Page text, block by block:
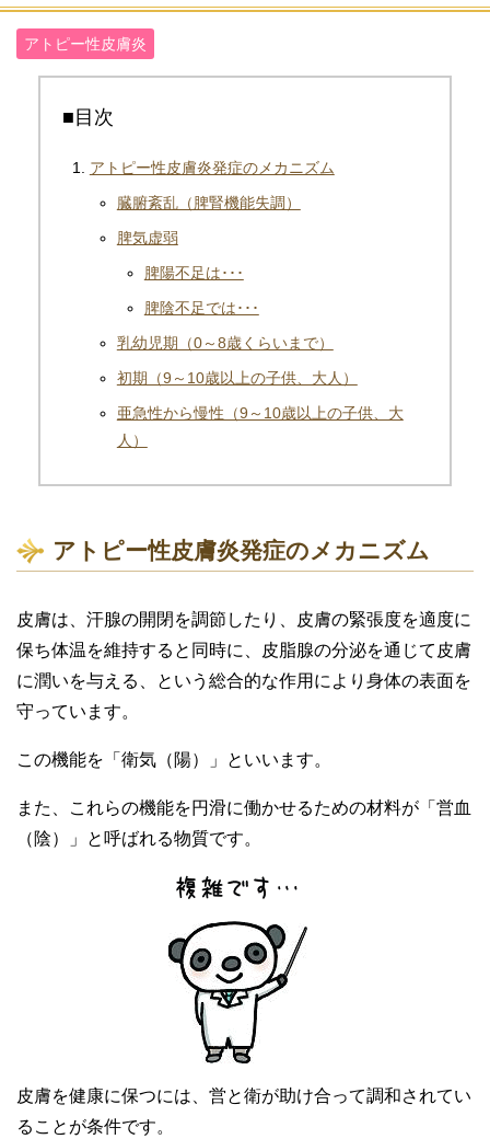
アトピー性皮膚炎
■目次
アトピー性皮膚炎発症のメカニズム
臓腑紊乱（脾腎機能失調）
脾気虚弱
脾陽不足は･･･
脾陰不足では･･･
乳幼児期（0～8歳くらいまで）
初期（9～10歳以上の子供、大人）
亜急性から慢性（9～10歳以上の子供、大
人）
アトピー性皮膚炎発症のメカニズム
皮膚は、汗腺の開閉を調節したり、皮膚の緊張度を適度に
保ち体温を維持すると同時に、皮脂腺の分泌を通じて皮膚
に潤いを与える、という総合的な作用により身体の表面を
守っています。
この機能を「衛気（陽）」といいます。
また、これらの機能を円滑に働かせるための材料が「営血
（陰）」と呼ばれる物質です。
皮膚を健康に保つには、営と衛が助け合って調和されてい
ることが条件です。